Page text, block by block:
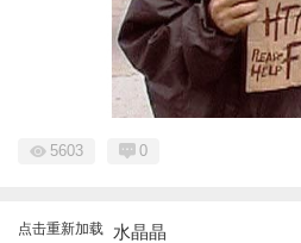
5603 0
点击重新加载 水晶晶